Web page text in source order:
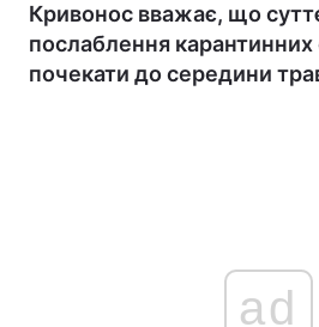
Кривонос вважає, що
послаблення
почекати до середини
ad